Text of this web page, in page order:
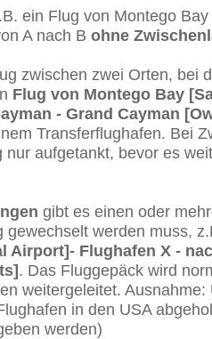
ein Flug von Montego
A nach B ohne
zwischen zwei Orten, bei
Flug von Montego Bay
- Grand Cayman
Transferflughafen. Bei
nur aufgetankt, bevor es
gibt es einen oder
gewechselt werden muss,
Airport]- Flughafen X -
. Das Fluggepäck wird
weitergeleitet.
in den USA
werden)